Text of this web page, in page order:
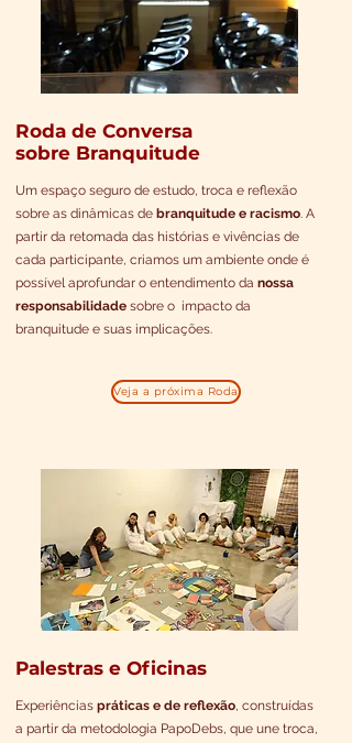
Roda de Conversa
sobre Branquitude
Um espaço seguro de estudo, troca e reflexão
sobre as dinâmicas de branquitude e racismo . A
partir da retomada das histórias e vivências de
cada participante, criamos um ambiente onde é
possível aprofundar o entendimento da nossa
responsabilidade sobre o impacto da
branquitude e suas implicações.
Palestras e Oficinas
Experiências práticas e de reflexão, construídas
a partir da metodologia PapoDebs, que une troca,
Veja a próxima Roda